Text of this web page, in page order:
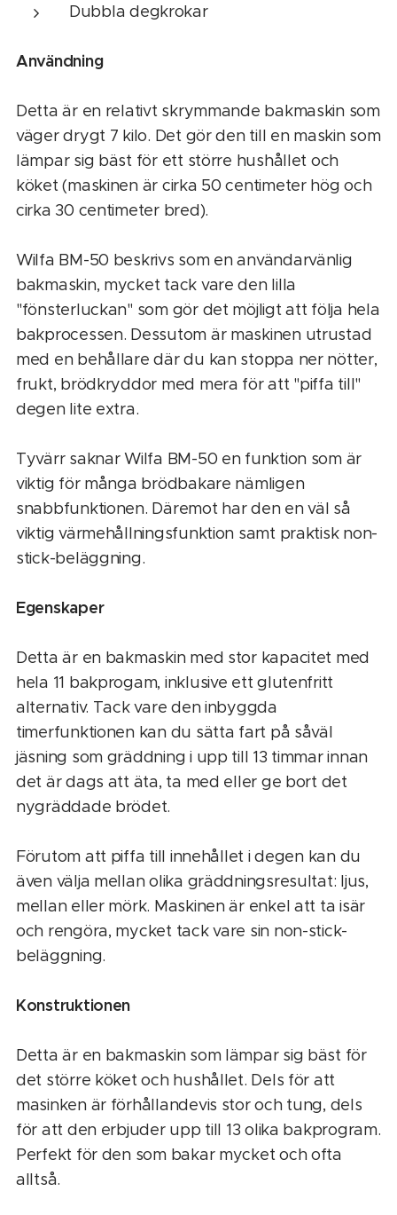
Dubbla degkrokar
Användning
Detta är en relativt skrymmande bakmaskin som
väger drygt 7 kilo. Det gör den till en maskin som
lämpar sig bäst för ett större hushållet och
köket (maskinen är cirka 50 centimeter hög och
cirka 30 centimeter bred).
Wilfa BM-50 beskrivs som en användarvänlig
bakmaskin, mycket tack vare den lilla
"fönsterluckan" som gör det möjligt att följa hela
bakprocessen. Dessutom är maskinen utrustad
med en behållare där du kan stoppa ner nötter,
frukt, brödkryddor med mera för att "piffa till"
degen lite extra.
Tyvärr saknar Wilfa BM-50 en funktion som är
viktig för många brödbakare nämligen
snabbfunktionen. Däremot har den en väl så
viktig värmehållningsfunktion samt praktisk non-
stick-beläggning.
Egenskaper
Detta är en bakmaskin med stor kapacitet med
hela 11 bakprogam, inklusive ett glutenfritt
alternativ. Tack vare den inbyggda
timerfunktionen kan du sätta fart på såväl
jäsning som gräddning i upp till 13 timmar innan
det är dags att äta, ta med eller ge bort det
nygräddade brödet.
Förutom att piffa till innehållet i degen kan du
även välja mellan olika gräddningsresultat: ljus,
mellan eller mörk. Maskinen är enkel att ta isär
och rengöra, mycket tack vare sin non-stick-
beläggning.
Konstruktionen
Detta är en bakmaskin som lämpar sig bäst för
det större köket och hushållet. Dels för att
masinken är förhållandevis stor och tung, dels
för att den erbjuder upp till 13 olika bakprogram.
Perfekt för den som bakar mycket och ofta
alltså.